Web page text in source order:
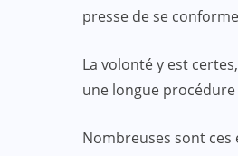
presse de se
La volonté y est
une longue procédure
Nombreuses sont
Evala 2024